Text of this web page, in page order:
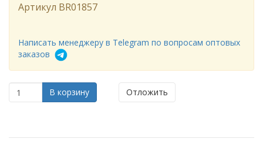
Артикул BR01857
Написать менеджеру в Telegram по вопросам оптовых
заказов
В корзину Отложить